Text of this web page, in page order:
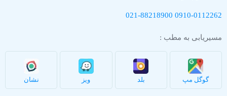
0910-0112262
021-88218900
مسیریابی به مطب :
گوگل مپ بلد ویز نشان